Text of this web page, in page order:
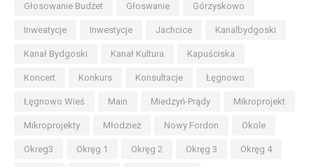
Głosowanie Budżet Głoswanie Górzyskowo
Inweatycje Inwestycje Jachcice Kanalbydgoski
Kanał Bydgoski Kanał Kultura Kapuściska
Koncert Konkurs Konsultacje Łęgnowo
Łęgnowo Wieś Main Miedzyń-Prądy Mikroprojekt
Mikroprojekty Młodzież Nowy Fordon Okole
Okreg3 Okręg 1 Okręg 2 Okręg 3 Okręg 4